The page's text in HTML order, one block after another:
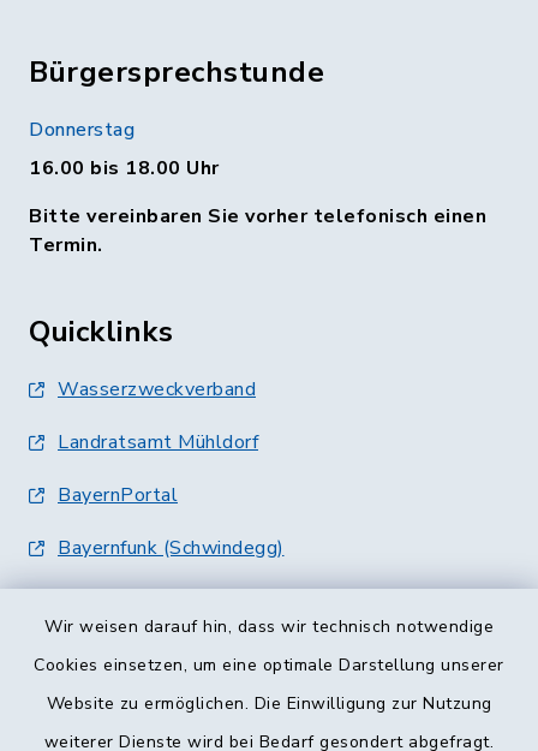
Wir weisen darauf hin, dass wir technisch notwendige
Cookies einsetzen, um eine optimale Darstellung unserer
Website zu ermöglichen. Die Einwilligung zur Nutzung
weiterer Dienste wird bei Bedarf gesondert abgefragt.
Bürgersprechstunde
Donnerstag
16.00 bis 18.00 Uhr
Bitte vereinbaren Sie vorher telefonisch einen
Termin.
Quicklinks
Wasserzweckverband
Landratsamt Mühldorf
BayernPortal
Bayernfunk (Schwindegg)